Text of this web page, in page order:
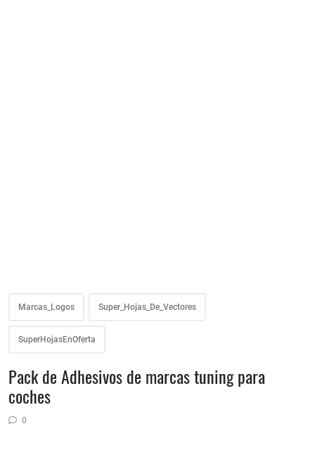
Marcas_Logos Super_Hojas_De_Vectores
SuperHojasEnOferta
Pack de Adhesivos de marcas tuning para
coches
0